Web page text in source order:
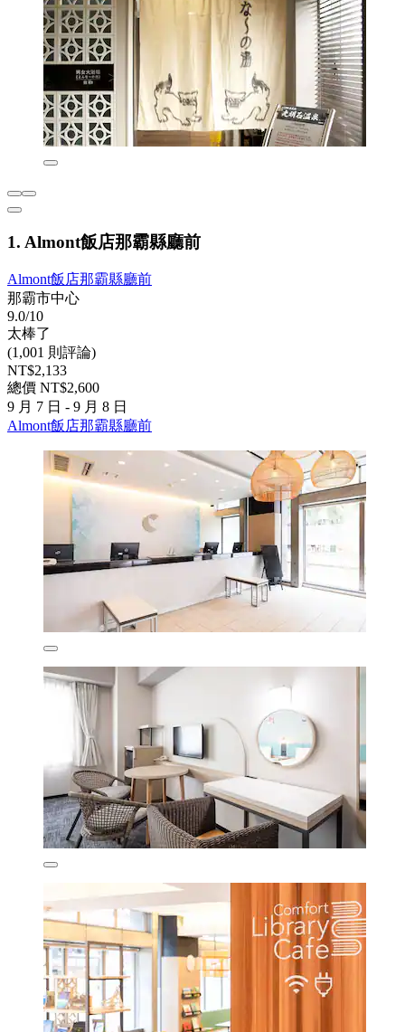
1. Almont飯店那霸縣廳前
Almont飯店那霸縣廳前
那霸市中心
9.0/10
太棒了
(1,001 則評論)
NT$2,133
總價 NT$2,600
9 月 7 日 - 9 月 8 日
Almont飯店那霸縣廳前